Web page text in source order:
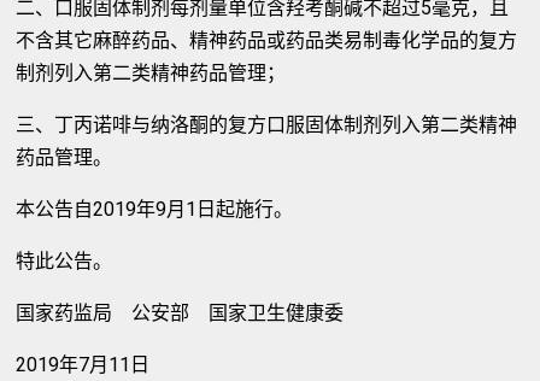
二、口服固体制剂每剂量单位含羟考酮碱不超过5毫克，且
不含其它麻醉药品、精神药品或药品类易制毒化学品的复方
制剂列入第二类精神药品管理；
三、丁丙诺啡与纳洛酮的复方口服固体制剂列入第二类精神
药品管理。
本公告自2019年9月1日起施行。
特此公告。
国家药监局 公安部 国家卫生健康委
2019年7月11日